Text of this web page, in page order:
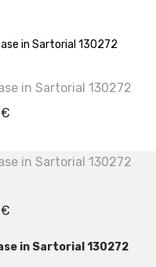
in Sartorial 130272
€
in Sartorial 130272
€
in Sartorial 130272